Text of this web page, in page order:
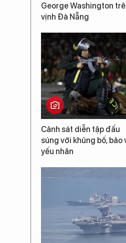
George Washington
vịnh Đà Nẵng
Cảnh sát diễn tập đấu
súng với khủng bố, bảo
yếu nhân